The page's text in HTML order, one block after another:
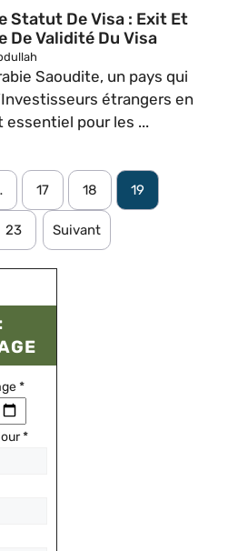
Statut De Visa : Exit Et
De Validité Du Visa
Saoudite, un pays qui
étrangers en
essentiel pour les ...
17 18 19
23 Suivant
*
*